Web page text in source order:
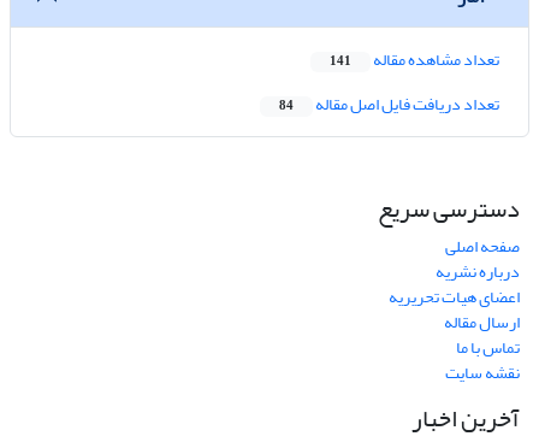
تعداد مشاهده مقاله 141
تعداد دریافت فایل اصل مقاله 84
دسترسی سریع
صفحه اصلی
درباره نشریه
اعضای هیات تحریریه
ارسال مقاله
تماس با ما
نقشه سایت
آخرین اخبار